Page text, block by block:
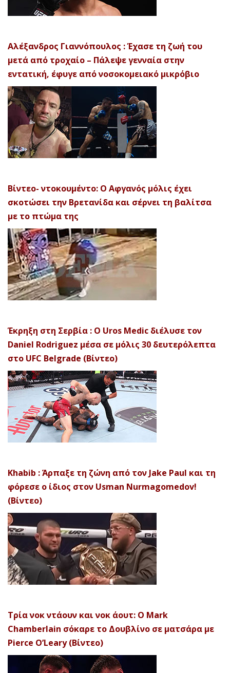
Αλέξανδρος Γιαννόπουλος : Έχασε τη ζωή του
μετά από τροχαίο – Πάλεψε γενναία στην
εντατική, έφυγε από νοσοκομειακό μικρόβιο
Βίντεο- ντοκουμέντο: Ο Αφγανός μόλις έχει
σκοτώσει την Βρετανίδα και σέρνει τη βαλίτσα
με το πτώμα της
Έκρηξη στη Σερβία : Ο Uros Medic διέλυσε τον
Daniel Rodriguez μέσα σε μόλις 30 δευτερόλεπτα
στο UFC Belgrade (Βίντεο)
Khabib : Άρπαξε τη ζώνη από τον Jake Paul και τη
φόρεσε ο ίδιος στον Usman Nurmagomedov!
(Βίντεο)
Τρία νοκ ντάουν και νοκ άουτ: Ο Mark
Chamberlain σόκαρε το Δουβλίνο σε ματσάρα με
Pierce O’Leary (Βίντεο)